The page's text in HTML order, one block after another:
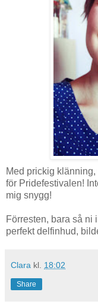
Med prickig
för Pridefestivalen!
mig snygg!
Förresten, bara så ni
perfekt delfinhud,
Clara kl. 18:02
Share